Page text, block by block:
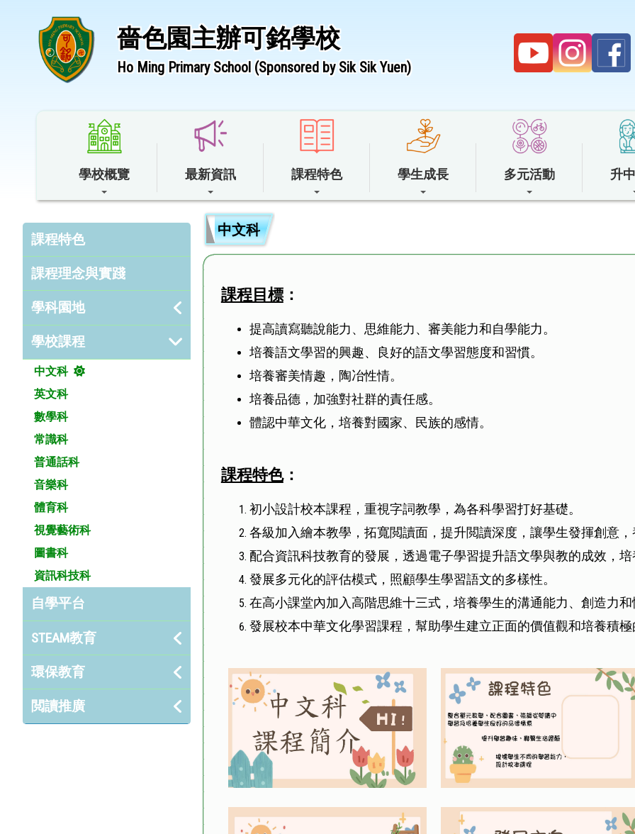
嗇色園主辦可銘學校
Ho Ming Primary School (Sponsored by Sik Sik Yuen)
學校概覽 最新資訊 課程特色 學生成長 多元活動 升
課程特色
課程理念與實踐
學科園地
學校課程
中文科
英文科
數學科
常識科
普通話科
音樂科
體育科
視覺藝術科
圖書科
資訊科技科
自學平台
STEAM教育
環保教育
閲讀推廣
中文科
課程目標：
提高讀寫聽說能力、思維能力、審美能力和自學能力。
培養語文學習的興趣、良好的語文學習態度和習慣。
培養審美情趣，陶冶性情。
培養品德，加強對社群的責任感。
體認中華文化，培養對國家、民族的感情。
課程特色：
初小設計校本課程，重視字詞教學，為各科學習打好基礎。
各級加入繪本教學，拓寬閲讀面，提升閲讀深度，讓學生發揮創意
配合資訊科技教育的發展，透過電子學習提升語文學與教的成效，
發展多元化的評估模式，照顧學生學習語文的多樣性。
在高小課堂內加入高階思維十三式，培養學生的溝通能力、創造力
發展校本中華文化學習課程，幫助學生建立正面的價值觀和培養積